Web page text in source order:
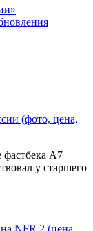
(фото, цена,
фастбека A7
у старшего
NFR 2 (цена,